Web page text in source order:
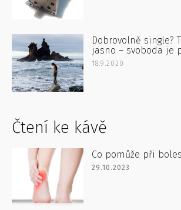
Dobrovolně single?
jasno – svoboda je
18.9.2020
Čtení ke kávě
Co pomůže při
29.10.2023